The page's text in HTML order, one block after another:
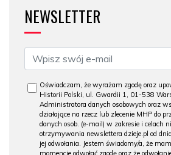
NEWSLETTER
Oświadczam, że wyrażam zgodę oraz
Historii Polski, ul. Gwardii 1, 01-538
Administratora danych osobowych oraz
działające na rzecz lub zlecenie MHP do
danych osob. (e-mail) w zakresie i celach
otrzymywania newslettera dzieje.pl od
jej odwołania. Jestem świadomy/a, że